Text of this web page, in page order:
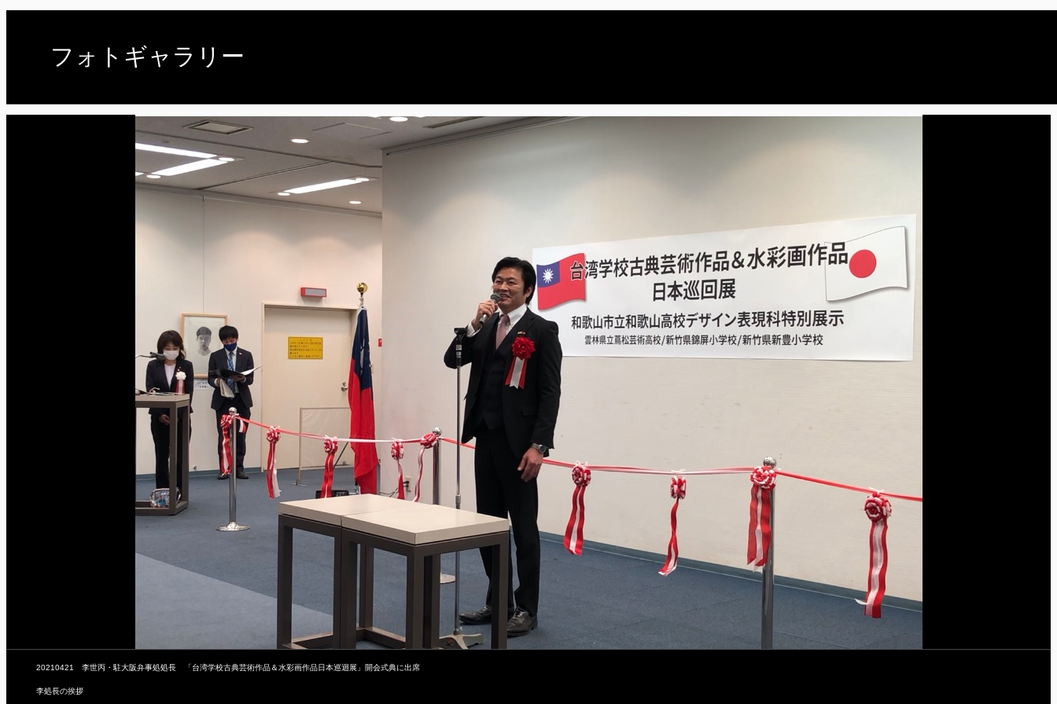
フォトギャラリー
20210421 李世丙・駐大阪弁事処処長 「台湾学校古典芸術作品＆水彩画作品日本巡迴展」開会式典に出席
李処長の挨拶